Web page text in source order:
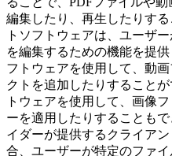
編集したり、再生したりす
トソフトウェアは、ユーザ
を編集するための機能を提
フトウェアを使用して、動
クトを追加したりすること
トウェアを使用して、画像
ーを適用したりすることも
イダーが提供するクライア
合、ユーザーが特定のファ